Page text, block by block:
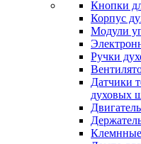
Кнопки
Корпус
Модули
Ручки
Датчики
духовых